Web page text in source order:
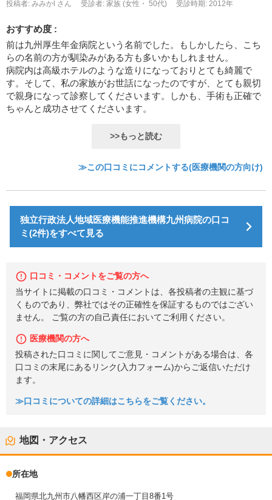
投稿者: みみかl さん
受診者: 家族 (女性・ 50代) 受診時期: 2012年
おすすめ度 :
前は九州厚生年金病院という名前でした。もしかしたら、こち
らの名前の方が馴染みがある方も多いかもしれません。
病院内は高級ホテルのような造りになっておりとても綺麗で
す。そして、私の家族がお世話になったのですが、とても親切
で親身になって診察してくださいます。しかも、手術も正確で
ちゃんと成功させてくださいます。
>>もっと読む
≫この口コミにコメントする(医療機関の方向け)
独立行政法人地域医療機能推進機構九州病院の口コ
ミ(2件)をすべて見る
口コミ・コメントをご覧の方へ
当サイトに掲載の口コミ・コメントは、各投稿者の主観に基づ
くものであり、弊社ではその正確性を保証するものではござい
ません。 ご覧の方の自己責任においてご利用ください。
医療機関の方へ
投稿された口コミに関してご意見・コメントがある場合は、各
口コミの末尾にあるリンク(入力フォーム)からご返信いただけ
ます。
≫口コミについての詳細はこちらをご覧ください。
地図・アクセス
所在地
福岡県北九州市八幡西区岸の浦一丁目8番1号